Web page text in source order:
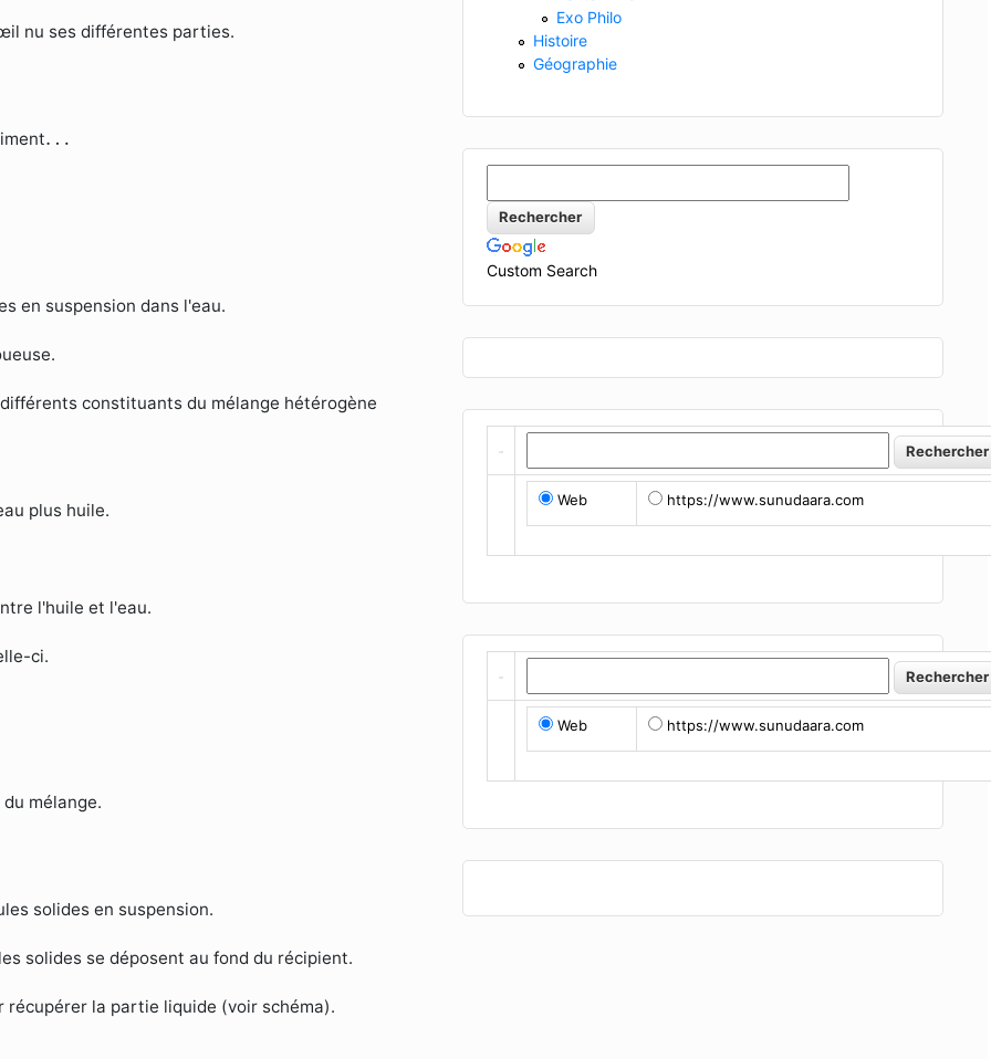
nu ses différentes parties.
…
…
en suspension dans l'eau.
constituants du mélange hétérogène
plus huile.
l'huile et l'eau.
ci.
mélange.
solides en suspension.
solides se déposent au fond du récipient.
la partie liquide (voir schéma).
Exo Philo
Histoire
Géographie
Custom Search
Web https://www.sunudaara.com
Web https://www.sunudaara.com